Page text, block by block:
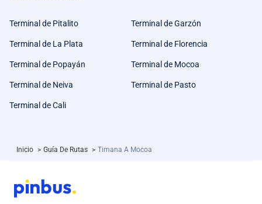
Terminal de Pitalito Terminal de Garzón
Terminal de La Plata Terminal de Florencia
Terminal de Popayán Terminal de Mocoa
Terminal de Neiva Terminal de Pasto
Terminal de Cali
Inicio > Guía De Rutas > Timana A Mocoa